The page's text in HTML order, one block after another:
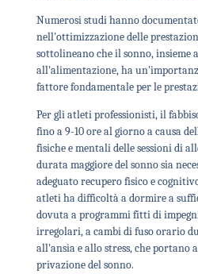
Numerosi studi hanno
nell'ottimizzazione delle
sottolineano che il sonno, insieme
all'alimentazione, ha
fattore fondamentale per le
Per gli atleti professionisti, il
fino a 9-10 ore al giorno a causa
fisiche e mentali delle sessioni di
durata maggiore del sonno sia
adeguato recupero fisico e
atleti ha difficoltà a dormire a
dovuta a programmi fitti di
irregolari, a cambi di fuso orario
all'ansia e allo stress, che portano
privazione del sonno.